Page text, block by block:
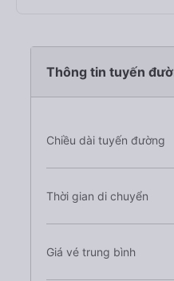
Thông tin tuyến
Chiều dài tuyến đường
Thời gian di chuyển
Giá vé trung bình